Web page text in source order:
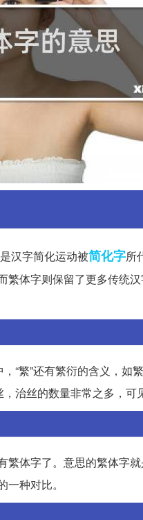
汉字简化运动被简化字所
繁体字则保留了更多传统
“繁”还有繁衍的含义，
治丝的数量非常之多，
体字了。意思的繁体字
种对比。